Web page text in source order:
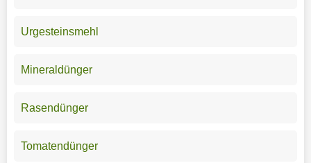
Urgesteinsmehl
Mineraldünger
Rasendünger
Tomatendünger